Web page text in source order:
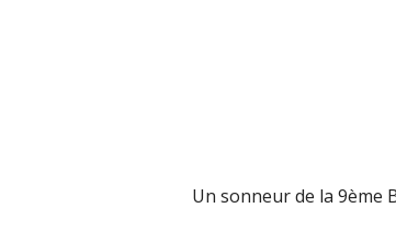
Un sonneur de la 9ème